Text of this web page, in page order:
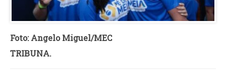
Foto: Angelo Miguel/MEC
TRIBUNA.